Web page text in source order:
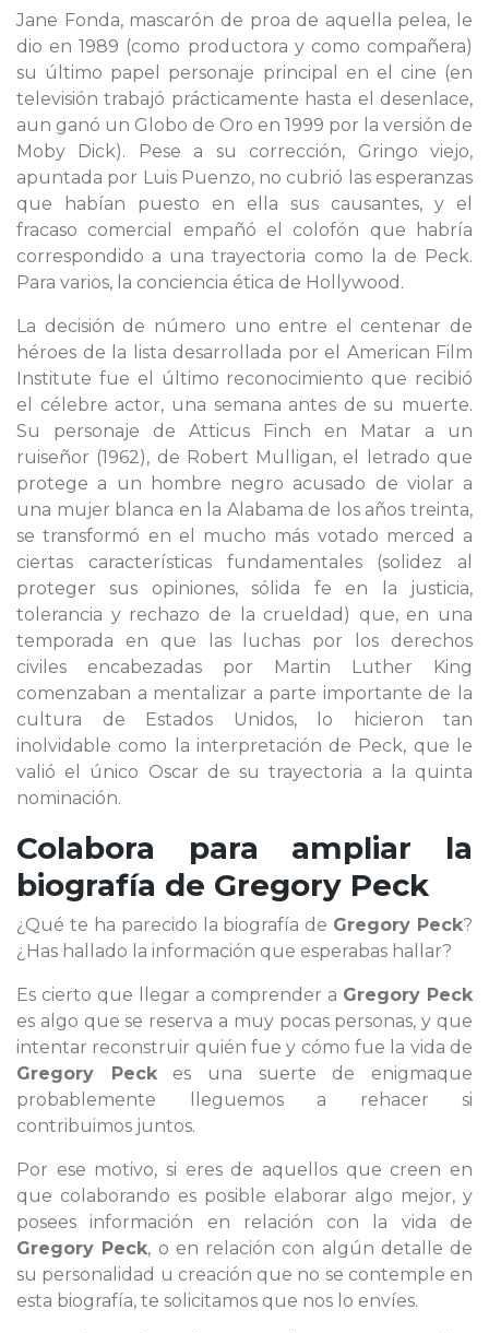
Jane Fonda, mascarón de proa de aquella pelea, le
dio en 1989 (como productora y como compañera)
su último papel personaje principal en el cine (en
televisión trabajó prácticamente hasta el desenlace,
aun ganó un Globo de Oro en 1999 por la versión de
Moby Dick). Pese a su corrección, Gringo viejo,
apuntada por Luis Puenzo, no cubrió las esperanzas
que habían puesto en ella sus causantes, y el
fracaso comercial empañó el colofón que habría
correspondido a una trayectoria como la de Peck.
Para varios, la conciencia ética de Hollywood.
La decisión de número uno entre el centenar de
héroes de la lista desarrollada por el American Film
Institute fue el último reconocimiento que recibió
el célebre actor, una semana antes de su muerte.
Su personaje de Atticus Finch en Matar a un
ruiseñor (1962), de Robert Mulligan, el letrado que
protege a un hombre negro acusado de violar a
una mujer blanca en la Alabama de los años treinta,
se transformó en el mucho más votado merced a
ciertas características fundamentales (solidez al
proteger sus opiniones, sólida fe en la justicia,
tolerancia y rechazo de la crueldad) que, en una
temporada en que las luchas por los derechos
civiles encabezadas por Martin Luther King
comenzaban a mentalizar a parte importante de la
cultura de Estados Unidos, lo hicieron tan
inolvidable como la interpretación de Peck, que le
valió el único Oscar de su trayectoria a la quinta
nominación.
Colabora para ampliar la
biografía de Gregory Peck
¿Qué te ha parecido la biografía de Gregory Peck?
¿Has hallado la información que esperabas hallar?
Es cierto que llegar a comprender a Gregory Peck
es algo que se reserva a muy pocas personas, y que
intentar reconstruir quién fue y cómo fue la vida de
Gregory Peckes una suerte de enigmaque
probablemente lleguemos a rehacer si
contribuimos juntos.
Por ese motivo, si eres de aquellos que creen en
que colaborando es posible elaborar algo mejor, y
posees información en relación con la vida de
Gregory Peck, o en relación con algún detalle de
su personalidad u creación que no se contemple en
esta biografía, te solicitamos que nos lo envíes.